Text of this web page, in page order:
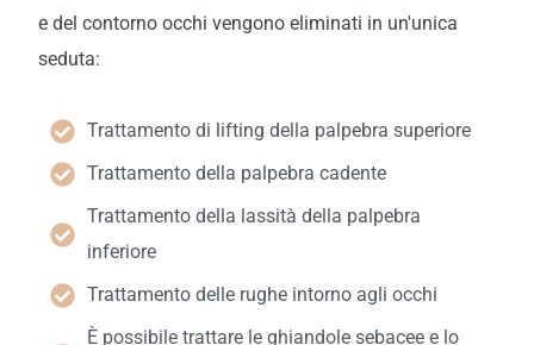
e del contorno occhi vengono eliminati in un'unica
seduta:
Trattamento di lifting della palpebra superiore
Trattamento della palpebra cadente
Trattamento della lassità della palpebra
inferiore
Trattamento delle rughe intorno agli occhi
È possibile trattare le ghiandole sebacee e lo